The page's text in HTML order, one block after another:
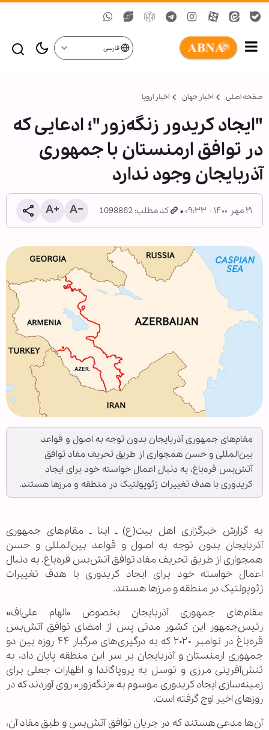
فارسی
صفحه اصلی اخبار جهان اخبار اروپا
"ایجاد کریدور زنگه‌زور"؛ ادعایی که
در توافق ارمنستان با جمهوری
آذربایجان وجود ندارد
۲۱ مهر ۱۴۰۰ - ۰۹:۳۳ کد مطلب: 1098862
مقام‌های جمهوری آذربایجان بدون توجه به اصول و قواعد
بین‌المللی و حسن همجواری از طریق تحریف مفاد توافق
آتش‌بس قره‌باغ، به دنبال اعمال خواسته خود برای ایجاد
کریدوری با هدف تغییرات ژئوپولتیک در منطقه و مرزها هستند.
به گزارش خبرگزاری اهل بیت(ع) ـ ابنا ـ مقام‌های جمهوری
آذربایجان بدون توجه به اصول و قواعد بین‌المللی و حسن
همجواری از طریق تحریف مفاد توافق آتش‌بس قره‌باغ، به دنبال
اعمال خواسته خود برای ایجاد کریدوری با هدف تغییرات
ژئوپولتیک در منطقه و مرزها هستند.
مقام‌های جمهوری آذربایجان بخصوص «الهام علی‌اف»
رئیس‌جمهور این کشور مدتی پس از امضای توافق آتش‌بس
قره‌باغ در نوامبر ۲۰۲۰ که به درگیری‌های مرگبار ۴۴ روزه بین دو
جمهوری ارمنستان و آذربایجان بر سر این منطقه پایان داد، به
تنش‌آفرینی مرزی و توسل به پروپاگاندا و اظهارات جعلی برای
زمینه‌سازی ایجاد کریدوری موسوم به «زنگه‌زور» روی آوردند که در
روزهای اخیر اوج گرفته است.
آن‌ها مدعی هستند که در جریان توافق آتش‌بس و طبق مفاد آن،